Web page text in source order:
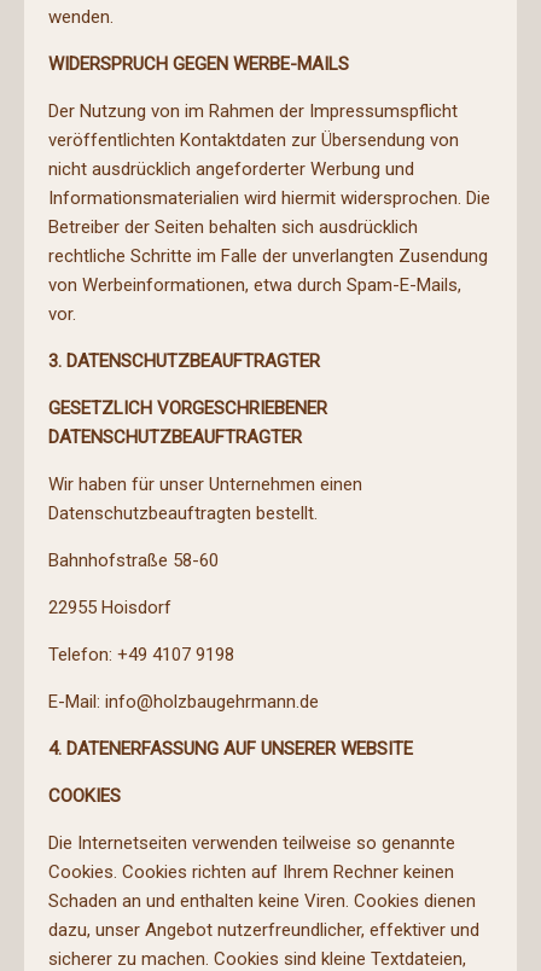
wenden.
WIDERSPRUCH GEGEN WERBE-MAILS
Der Nutzung von im Rahmen der Impressumspflicht
veröffentlichten Kontaktdaten zur Übersendung von
nicht ausdrücklich angeforderter Werbung und
Informationsmaterialien wird hiermit widersprochen. Die
Betreiber der Seiten behalten sich ausdrücklich
rechtliche Schritte im Falle der unverlangten Zusendung
von Werbeinformationen, etwa durch Spam-E-Mails,
vor.
3. DATENSCHUTZBEAUFTRAGTER
GESETZLICH VORGESCHRIEBENER
DATENSCHUTZBEAUFTRAGTER
Wir haben für unser Unternehmen einen
Datenschutzbeauftragten bestellt.
Bahnhofstraße 58-60
22955 Hoisdorf
Telefon: +49 4107 9198
E-Mail: info@holzbaugehrmann.de
4. DATENERFASSUNG AUF UNSERER WEBSITE
COOKIES
Die Internetseiten verwenden teilweise so genannte
Cookies. Cookies richten auf Ihrem Rechner keinen
Schaden an und enthalten keine Viren. Cookies dienen
dazu, unser Angebot nutzerfreundlicher, effektiver und
sicherer zu machen. Cookies sind kleine Textdateien,